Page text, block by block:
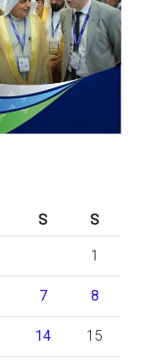
S S
1
7 8
14 15